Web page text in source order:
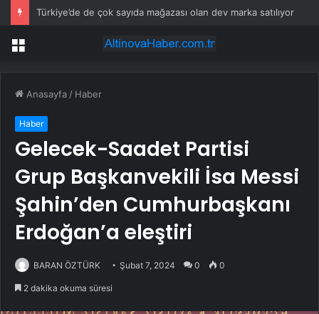
Türkiye’de de çok sayıda mağazası olan dev marka satılıyor
Menü
Anasayfa / Haber
Haber
Gelecek-Saadet Partisi
Grup Başkanvekili İsa Messi
Şahin’den Cumhurbaşkanı
Erdoğan’a eleştiri
BARAN ÖZTÜRK Şubat 7, 2024 0 0
2 dakika okuma süresi